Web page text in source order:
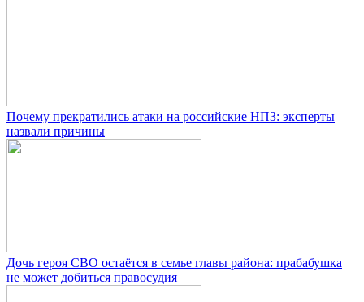
Почему прекратились атаки на российские НПЗ: эксперты
назвали причины
Дочь героя СВО остаётся в семье главы района: прабабушка
не может добиться правосудия